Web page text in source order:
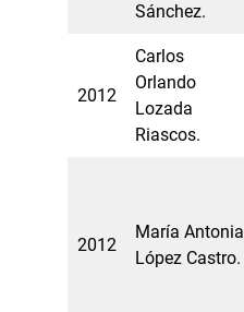
Sánchez.
2012
Carlos
Orlando
Lozada
Riascos.
2012
María Antonia
López Castro.